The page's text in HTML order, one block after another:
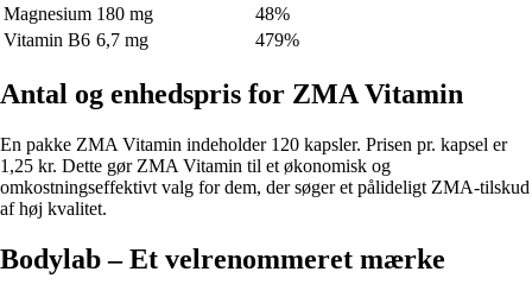
Magnesium 180 mg
48%
Vitamin B6 6,7 mg 479%
Antal og enhedspris for ZMA Vitamin
En pakke ZMA Vitamin indeholder 120 kapsler. Prisen pr. kapsel er
1,25 kr. Dette gør ZMA Vitamin til et økonomisk og
omkostningseffektivt valg for dem, der søger et pålideligt ZMA-tilskud
af høj kvalitet.
Bodylab – Et velrenommeret mærke